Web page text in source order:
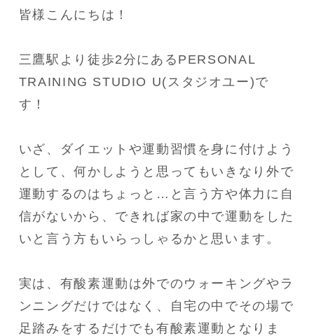
皆様こんにちは！
三鷹駅より徒歩2分にあるPERSONAL
TRAINING STUDIO U(スタジオユー)で
す！
いざ、ダイエットや運動習慣を身に付けよう
として、何かしようと思ってもいきなり外で
運動するのはちょっと…と言う方や体力に自
信がないから、できれば家の中で運動をした
いと言う方もいらっしゃるかと思います。
実は、有酸素運動は外でのウォーキングやラ
ンニングだけではなく、自宅の中でその場で
足踏みをするだけでも有酸素運動となりま